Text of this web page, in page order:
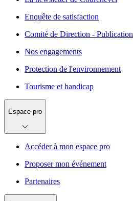
Enquête de satisfaction
Comité de Direction - Publication
Nos engagements
Protection de l'environnement
Tourisme et handicap
Espace pro
Accéder à mon espace pro
Proposer mon événement
Partenaires